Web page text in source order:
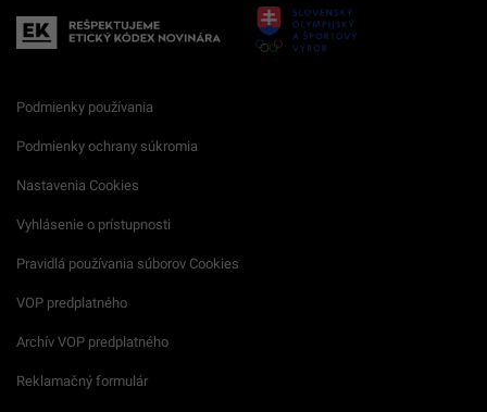
Podmienky používania
Podmienky ochrany súkromia
Nastavenia Cookies
Vyhlásenie o prístupnosti
Pravidlá používania súborov Cookies
VOP predplatného
Archív VOP predplatného
Reklamačný formulár